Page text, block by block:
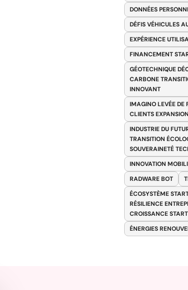
DONNÉES
DÉFIS VÉHICULES
EXPÉRIENCE
FINANCEMENT
GÉOTECHNIQUE
CARBONE
INNOVANT
IMAGINO LEVÉE DE
CLIENTS
INDUSTRIE DU
TRANSITION
SOUVERAINETÉ
INNOVATION
RADWARE BOT
ÉCOSYSTÈME
RÉSILIENCE
CROISSANCE
ÉNERGIES